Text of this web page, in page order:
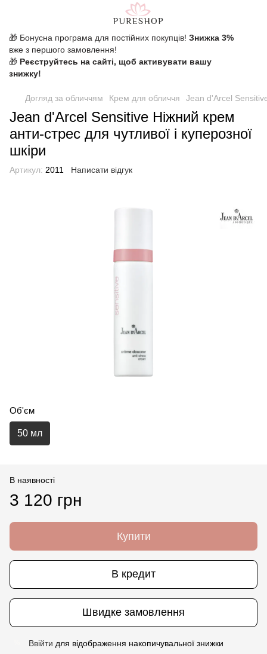
🎁 Бонусна програма для постійних покупців! Знижка 3%
вже з першого замовлення!
🎁 Реєструйтесь на сайті, щоб активувати вашу
знижку!
Догляд за обличчям Крем для обличчя Jean d'Arcel
Jean d'Arcel Sensitive Ніжний крем
анти-стрес для чутливої ​​і куперозної
шкіри
Артикул: 2011 Написати відгук
Об'єм
50 мл
В наявності
3 120 грн
Купити
В кредит
Швидке замовлення
Ввійти для відображення накопичувальної знижки